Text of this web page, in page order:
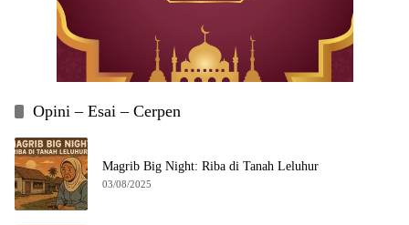
Opini – Esai – Cerpen
Magrib Big Night: Riba di Tanah Leluhur
03/08/2025